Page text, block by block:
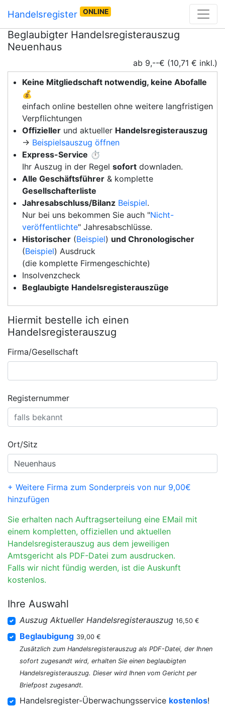
Handelsregister ONLINE
Beglaubigter Handelsregisterauszug
Neuenhaus
ab 9,--€ (10,71 € inkl.)
Keine Mitgliedschaft notwendig, keine Abofalle
💰
einfach online bestellen ohne weitere langfristigen
Verpflichtungen
Offizieller und aktueller Handelsregisterauszug
→ Beispielsauszug öffnen
Express-Service ⏱️
Ihr Auszug in der Regel sofort downladen.
Alle Geschäftsführer & komplette
Gesellschafterliste
Jahresabschluss/Bilanz Beispiel.
Nur bei uns bekommen Sie auch "Nicht-
veröffentlichte" Jahresabschlüsse.
Historischer (Beispiel) und Chronologischer
(Beispiel) Ausdruck
(die komplette Firmengeschichte)
Insolvenzcheck
Beglaubigte Handelsregisterauszüge
Hiermit bestelle ich einen
Handelsregisterauszug
Firma/Gesellschaft
Registernummer
Ort/Sitz
+ Weitere Firma zum Sonderpreis von nur 9,00€
hinzufügen
Sie erhalten nach Auftragserteilung eine EMail mit
einem kompletten, offiziellen und aktuellen
Handelsregisterauszug aus dem jeweiligen
Amtsgericht als PDF-Datei zum ausdrucken.
Falls wir nicht fündig werden, ist die Auskunft
kostenlos.
Ihre Auswahl
Auszug Aktueller Handelsregisterauszug 16,50 €
Beglaubigung 39,00 €
Zusätzlich zum Handelsregisterauszug als PDF-Datei, der Ihnen
sofort zugesandt wird, erhalten Sie einen beglaubigten
Handelsregisterauszug. Dieser wird Ihnen vom Gericht per
Briefpost zugesandt.
Handelsregister-Überwachungsservice kostenlos!